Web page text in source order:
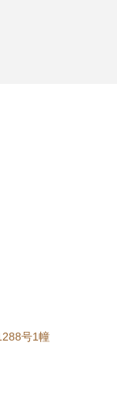
号1幢